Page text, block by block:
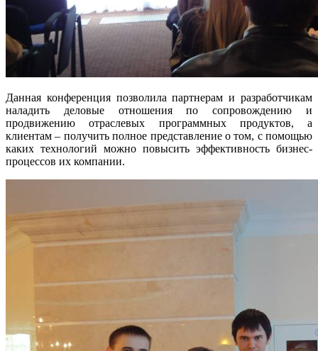
Данная конференция позволила партнерам и разработчикам
наладить деловые отношения по сопровождению и
продвижению отраслевых программных продуктов, а
клиентам – получить полное представление о том, с помощью
каких технологий можно повысить эффективность бизнес-
процессов их компании.